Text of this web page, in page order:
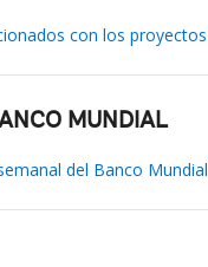
con los proyectos
MUNDIAL
del Banco Mundial